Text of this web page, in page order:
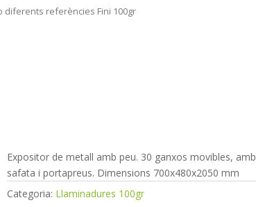
diferents referències Fini 100gr
Expositor de metall amb peu. 30 ganxos movibles, amb
safata i portapreus. Dimensions 700x480x2050 mm
Categoria: Llaminadures 100gr